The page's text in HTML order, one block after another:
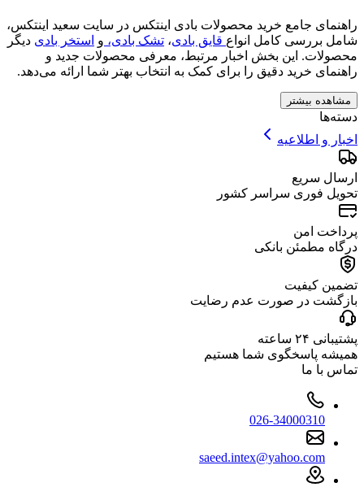
راهنمای جامع خرید محصولات بادی اینتکس در سایت سعید اینتکس،
شامل بررسی کامل انواع قایق بادی، تشک بادی، و استخر بادی دیگر
محصولات. این بخش اخبار مرتبط، معرفی محصولات جدید و
راهنمای خرید دقیق را برای کمک به انتخاب بهتر شما ارائه می‌دهد.
مشاهده بیشتر
دسته‌ها
اخبار و اطلاعیه
ارسال سریع
تحویل فوری سراسر کشور
پرداخت امن
درگاه مطمئن بانکی
تضمین کیفیت
بازگشت در صورت عدم رضایت
پشتیبانی ۲۴ ساعته
همیشه پاسخگوی شما هستیم
تماس با ما
026-34000310
saeed.intex@yahoo.com